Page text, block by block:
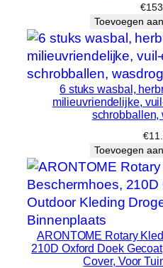
€
Toevoegen
6 stuks wasbal,
milieuvriendelijke,
€
Toevoegen
ARONTOME Rotary
210D Oxford Doek
Cover, Voor